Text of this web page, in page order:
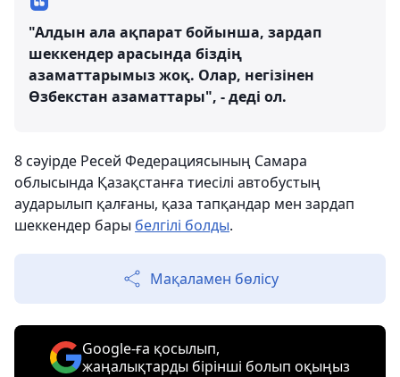
"Алдын ала ақпарат бойынша, зардап
шеккендер арасында біздің
азаматтарымыз жоқ. Олар, негізінен
Өзбекстан азаматтары", - деді ол.
8 сәуірде Ресей Федерациясының Самара
облысында Қазақстанға тиесілі автобустың
аударылып қалғаны, қаза тапқандар мен зардап
шеккендер бары белгілі болды.
Мақаламен бөлісу
Google-ға қосылып,
жаңалықтарды бірінші болып оқыңыз